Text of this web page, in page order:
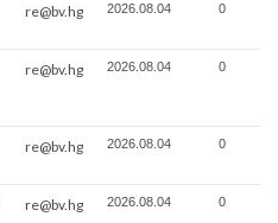
re@bv.hg 2026.08.04 0
re@bv.hg 2026.08.04 0
re@bv.hg 2026.08.04 0
re@bv.hg 2026.08.04 0